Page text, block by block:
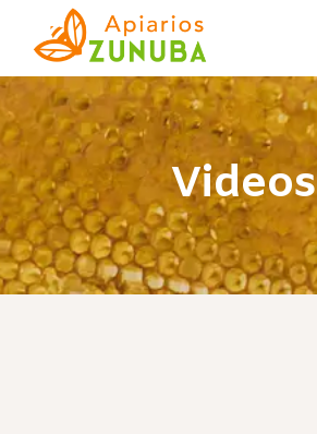
Videos